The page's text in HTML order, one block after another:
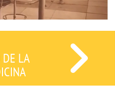
LA